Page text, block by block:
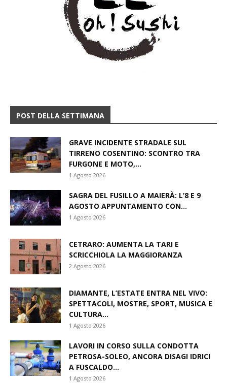
POST DELLA SETTIMANA
GRAVE INCIDENTE STRADALE SUL
TIRRENO COSENTINO: SCONTRO TRA
FURGONE E MOTO,...
1 Agosto 2026
SAGRA DEL FUSILLO A MAIERÀ: L’8 E 9
AGOSTO APPUNTAMENTO CON...
1 Agosto 2026
CETRARO: AUMENTA LA TARI E
SCRICCHIOLA LA MAGGIORANZA
2 Agosto 2026
DIAMANTE, L’ESTATE ENTRA NEL VIVO:
SPETTACOLI, MOSTRE, SPORT, MUSICA E
CULTURA...
1 Agosto 2026
LAVORI IN CORSO SULLA CONDOTTA
PETROSA-SOLEO, ANCORA DISAGI IDRICI
A FUSCALDO...
1 Agosto 2026